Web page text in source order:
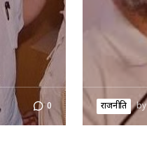
0 राजनीति by